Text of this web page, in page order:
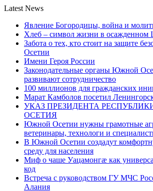
Latest News
Явление Богородицы, война и
Хлеб – символ жизни в осажденном
Забота о тех, кто стоит на защите
Осетии
Имени Героя России
Законодательные органы Южной
развивают сотрудничество
100 миллионов для гражданских
Марат Камболов посетил
УКАЗ ПРЕЗИДЕНТА
ОСЕТИЯ
Южной Осетии нужны грамотные
ветеринары, технологи и
В Южной Осетии создадут
среду для населения
Миф о чаше Уацамонгæ как
код
Встреча с руководством ГУ МЧС
Алания